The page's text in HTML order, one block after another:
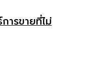
ารขายที่ไม่